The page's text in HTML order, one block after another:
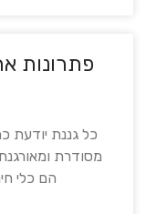
פתרונות
כל גננת יודעת
מסודרת
הם כלי